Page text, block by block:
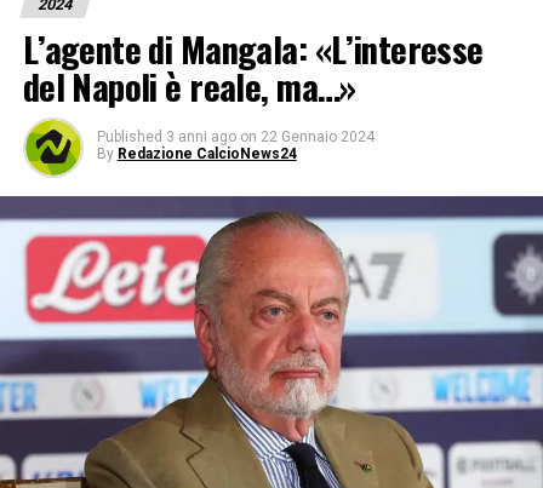
2024
L’agente di Mangala: «L’interesse
del Napoli è reale, ma…»
Published 3 anni ago on 22 Gennaio 2024
By Redazione CalcioNews24